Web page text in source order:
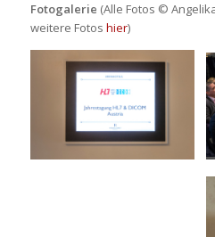
Fotogalerie (Alle Fotos ©
weitere Fotos hier)